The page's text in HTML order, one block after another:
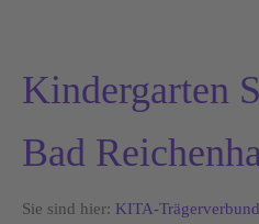
Kindergarten
Bad
Sie sind hier: KITA-